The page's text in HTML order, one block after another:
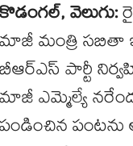
కొడంగల్, వెలుగు:
మాజీ మంత్రి సబితా
బీఆర్ఎస్ పార్టీ
మాజీ ఎమ్మెల్యే
పండించిన పంటను